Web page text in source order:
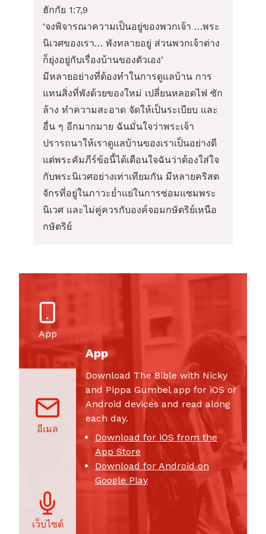
ฮักกัย 1:7,9
‘จงพิจารณาความเป็นอยู่ของพวกเจ้า …พระ
นิเวศของเรา… พังทลายอยู่ ส่วนพวกเจ้าต่าง
ก็ยุ่งอยู่กับเรื่องบ้านของตัวเอง’
มีหลายอย่างที่ต้องทำในการดูแลบ้าน การ
แทนสิ่งที่พังด้วยของใหม่ เปลี่ยนหลอดไฟ ซัก
ล้าง ทำความสะอาด จัดให้เป็นระเบียบ และ
อื่น ๆ อีกมากมาย ฉันมั่นใจว่าพระเจ้า
ปรารถนาให้เราดูแลบ้านของเราเป็นอย่างดี
แต่พระคัมภีร์ข้อนี้ได้เตือนใจฉันว่าต้องใส่ใจ
กับพระนิเวศอย่างเท่าเทียมกัน มีหลายคริสต
จักรที่อยู่ในภาวะย่ำแย่ในการซ่อมแซมพระ
นิเวศ และไม่คู่ควรกับองค์จอมกษัตริย์เหนือ
กษัตริย์
App
Download The Bible with Nicky
and Pippa Gumbel app for iOS or
Android devices and read along
each day.
Download for iOS from the
App Store
Download for Android on
Google Play
App
อีเมล
เว็บไซต์